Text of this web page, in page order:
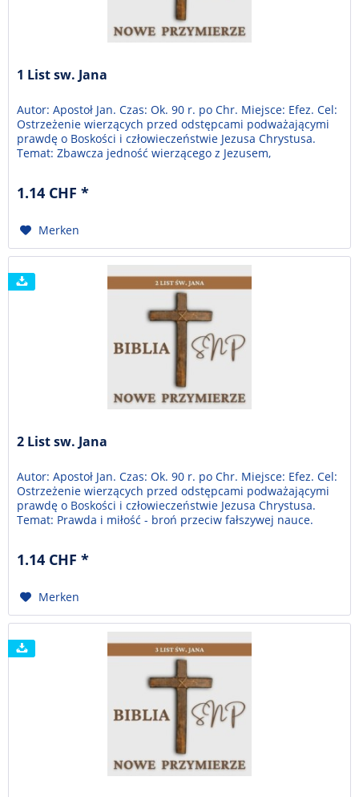
1 List sw. Jana
Autor: Apostoł Jan. Czas: Ok. 90 r. po Chr. Miejsce: Efez. Cel:
Ostrzeżenie wierzących przed odstępcami podważającymi
prawdę o Boskości i człowieczeństwie Jezusa Chrystusa.
Temat: Zbawcza jedność wierzącego z Jezusem,
1.14 CHF *
Merken
2 List sw. Jana
Autor: Apostoł Jan. Czas: Ok. 90 r. po Chr. Miejsce: Efez. Cel:
Ostrzeżenie wierzących przed odstępcami podważającymi
prawdę o Boskości i człowieczeństwie Jezusa Chrystusa.
Temat: Prawda i miłość - broń przeciw fałszywej nauce.
1.14 CHF *
Merken